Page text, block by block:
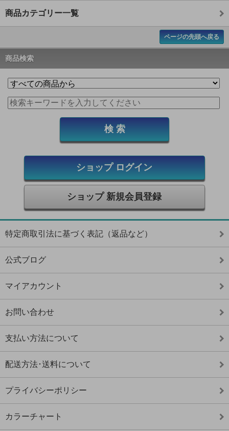
商品カテゴリー一覧
ページの先頭へ戻る
商品検索
ショップ ログイン
ショップ 新規会員登録
特定商取引法に基づく表記（返品など）
公式ブログ
マイアカウント
お問い合わせ
支払い方法について
配送方法･送料について
プライバシーポリシー
カラーチャート